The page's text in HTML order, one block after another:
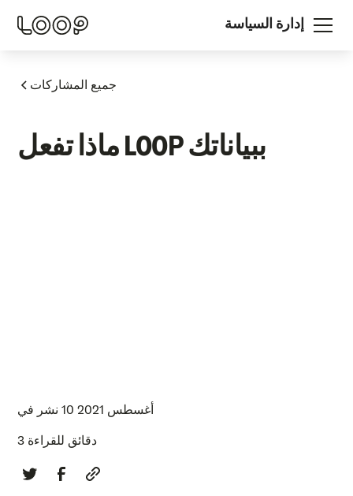
إدارة السياسة
جميع المشاركات
ماذا تفعل LOOP ببياناتك
نشر في
10 أغسطس 2021
3 دقائق للقراءة